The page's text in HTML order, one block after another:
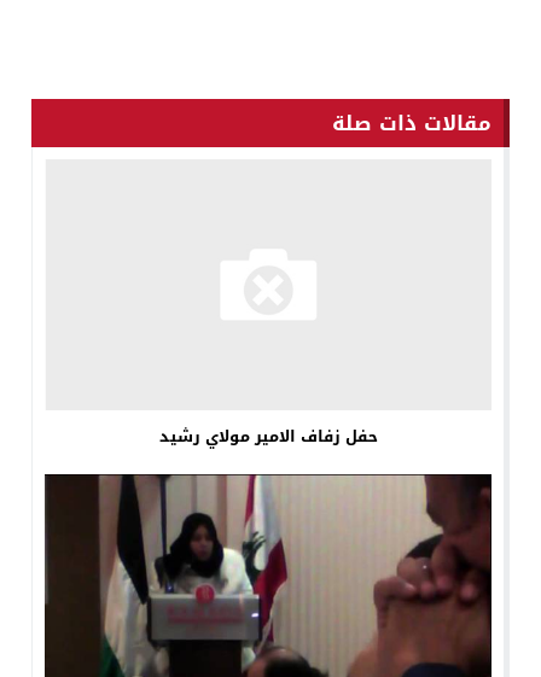
مقالات ذات صلة
حفل زفاف الامير مولاي رشيد